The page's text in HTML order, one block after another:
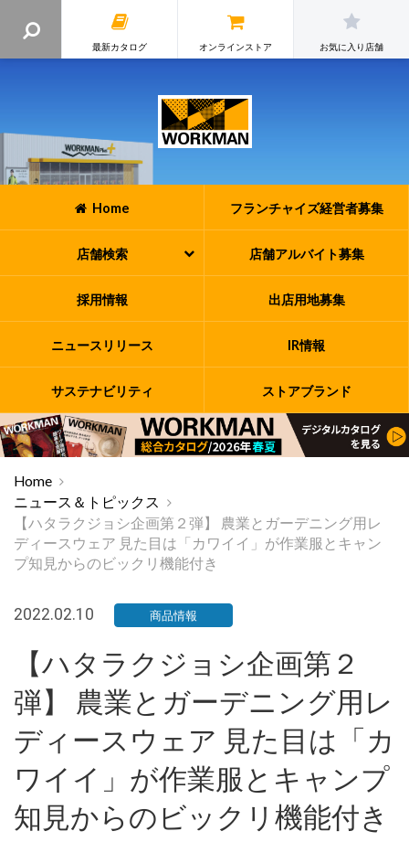
最新カタログ オンラインストア お気に入り店舗
Home フランチャイズ経営者募集
店舗検索 店舗アルバイト募集
採用情報 出店用地募集
ニュースリリース IR情報
サステナビリティ ストアブランド
Home
ニュース＆トピックス
【ハタラクジョシ企画第２弾】 農業とガーデニング用レ
ディースウェア 見た目は「カワイイ」が作業服とキャン
プ知見からのビックリ機能付き
2022.02.10 商品情報
【ハタラクジョシ企画第２
弾】 農業とガーデニング用レ
ディースウェア 見た目は「カ
ワイイ」が作業服とキャンプ
知見からのビックリ機能付き